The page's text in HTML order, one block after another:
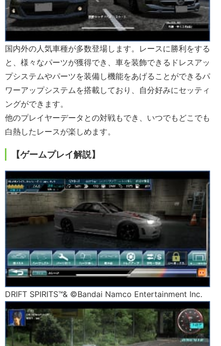
国内外の人気車種が多数登場します。レースに勝利をする
と、様々なパーツが獲得でき、車を装飾できるドレスアッ
プシステムやパーツを装備し機能をあげることができるパ
ワーアップシステムを搭載しており、自分好みにセッティ
ングができます。
他のプレイヤーデータとの対戦もでき、いつでもどこでも
白熱したレースが楽しめます。
【ゲームプレイ解説】
DRIFT SPIRITS™& ©Bandai Namco Entertainment Inc.